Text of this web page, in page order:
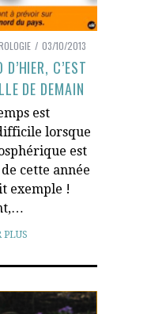
03/10/2013
C’EST
DE DEMAIN
est
lorsque
est
cette année
exemple !
PLUS